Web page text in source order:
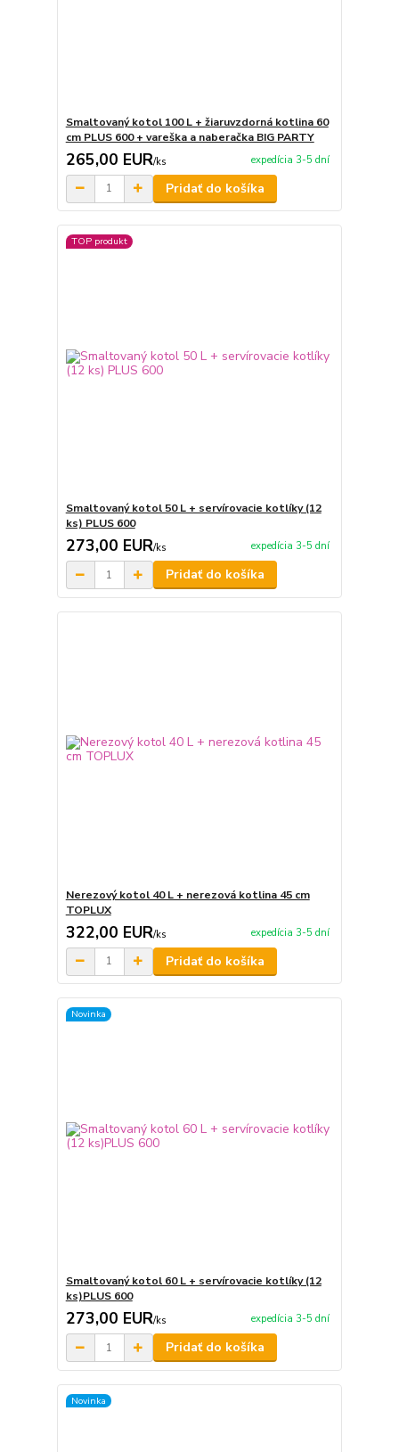
Smaltovaný kotol 100 L + žiaruvzdorná kotlina 60
cm PLUS 600 + vareška a naberačka BIG PARTY
265,00 EUR/ks expedícia 3-5 dní
Pridať do košíka
TOP produkt
Smaltovaný kotol 50 L + servírovacie kotlíky (12
ks) PLUS 600
273,00 EUR/ks expedícia 3-5 dní
Pridať do košíka
Nerezový kotol 40 L + nerezová kotlina 45 cm
TOPLUX
322,00 EUR/ks expedícia 3-5 dní
Pridať do košíka
Novinka
Smaltovaný kotol 60 L + servírovacie kotlíky (12
ks)PLUS 600
273,00 EUR/ks expedícia 3-5 dní
Pridať do košíka
Novinka